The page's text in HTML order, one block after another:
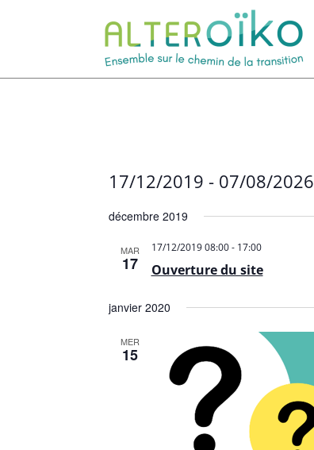
17/12/2019 - 07/08/2026
date.
décembre 2019
MAR
17
17/12/2019 08:00- 17:00
Ouverture du site
janvier 2020
MER
15